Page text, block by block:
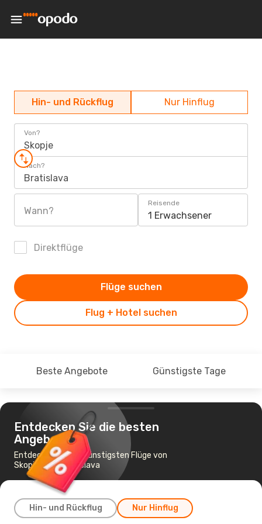
Hin- und Rückflug Nur Hinflug
Von?
Skopje
Nach?
Bratislava
Wann?
Reisende
1 Erwachsener
Direktflüge
Flug + Hotel suchen
Flüge suchen
Beste Angebote Günstigste Tage
Entdecken Sie die besten
Angebote
Entdecken Sie die günstigsten Flüge von
Skopje nach Bratislava
Hin- und Rückflug Nur Hinflug